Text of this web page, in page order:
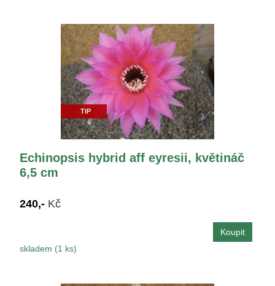
TIP
Echinopsis hybrid aff eyresii, květináč
6,5 cm
240,- Kč
skladem (1 ks)